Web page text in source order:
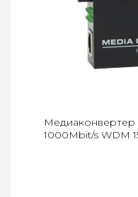
Медиаконвертер
1000Mbit/s WDM